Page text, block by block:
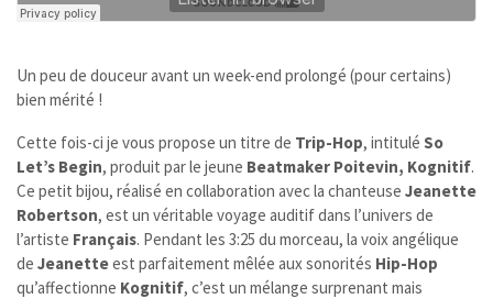
Un peu de douceur avant un week-end prolongé (pour certains)
bien mérité !
Cette fois-ci je vous propose un titre de Trip-Hop, intitulé So
Let’s Begin, produit par le jeune Beatmaker Poitevin, Kognitif.
Ce petit bijou, réalisé en collaboration avec la chanteuse Jeanette
Robertson, est un véritable voyage auditif dans l’univers de
l’artiste Français. Pendant les 3:25 du morceau, la voix angélique
de Jeanetteest parfaitement mêlée aux sonorités Hip-Hop
qu’affectionne Kognitif, c’est un mélange surprenant mais